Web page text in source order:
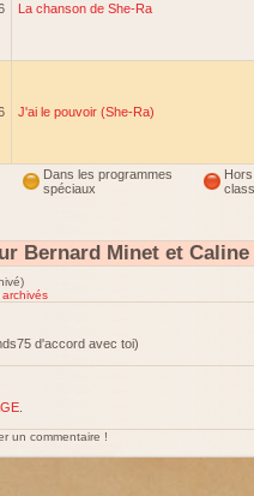
La chanson de She-Ra
J'ai le pouvoir (She-Ra)
Dans les programmes
spéciaux
Hors
Bernard Minet et Caline
d'accord avec toi)
un commentaire !